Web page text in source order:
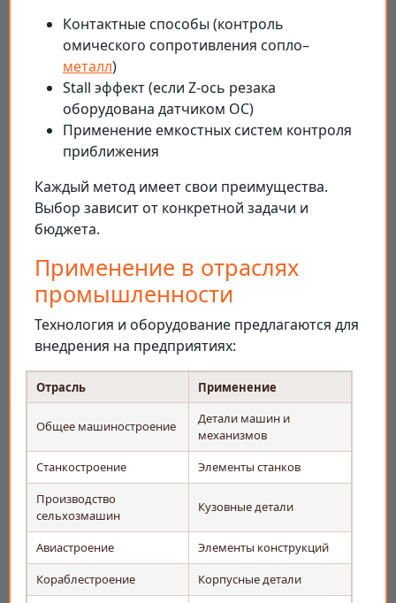
Контактные способы (контроль
омического сопротивления сопло–
металл)
Stall эффект (если Z-ось резака
оборудована датчиком ОС)
Применение емкостных систем контроля
приближения
Каждый метод имеет свои преимущества.
Выбор зависит от конкретной задачи и
бюджета.
Применение в отраслях
промышленности
Технология и оборудование предлагаются для
внедрения на предприятиях:
Отрасль Применение
Общее машиностроение
Детали машин и
механизмов
Станкостроение
Элементы станков
Производство
сельхозмашин
Кузовные детали
Авиастроение
Элементы конструкций
Кораблестроение
Корпусные детали